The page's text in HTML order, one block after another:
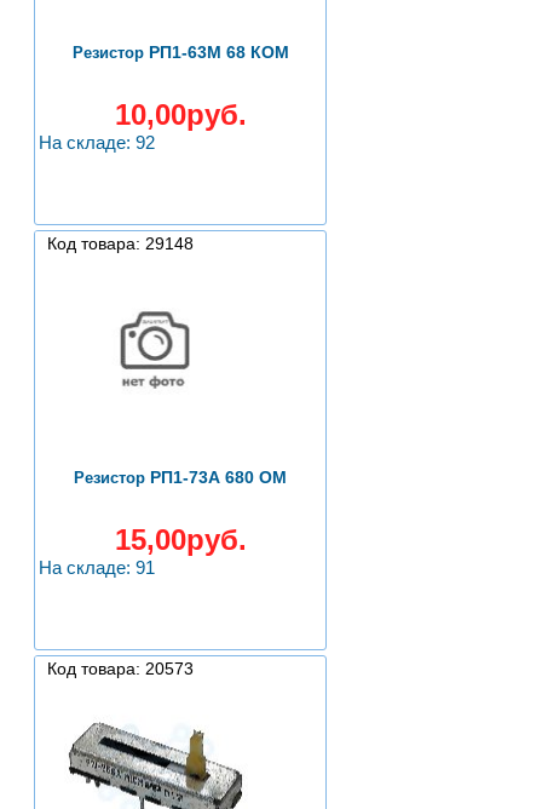
РезисторРП1-63М 68 КОМ
10,00руб.
На складе: 92
Код товара: 29148
Резистор РП1-73А 680 ОМ
15,00руб.
На складе: 91
Код товара: 20573